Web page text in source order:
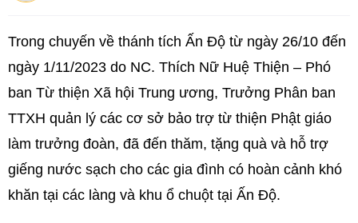
Trong chuyến về thánh tích Ấn Độ từ ngày 26/10 đến
ngày 1/11/2023 do NC. Thích Nữ Huệ Thiện – Phó
ban Từ thiện Xã hội Trung ương, Trưởng Phân ban
TTXH quản lý các cơ sở bảo trợ từ thiện Phật giáo
làm trưởng đoàn, đã đến thăm, tặng quà và hỗ trợ
giếng nước sạch cho các gia đình có hoàn cảnh khó
khăn tại các làng và khu ổ chuột tại Ấn Độ.